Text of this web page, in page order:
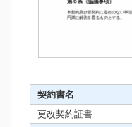
契約書名
更改契約証書